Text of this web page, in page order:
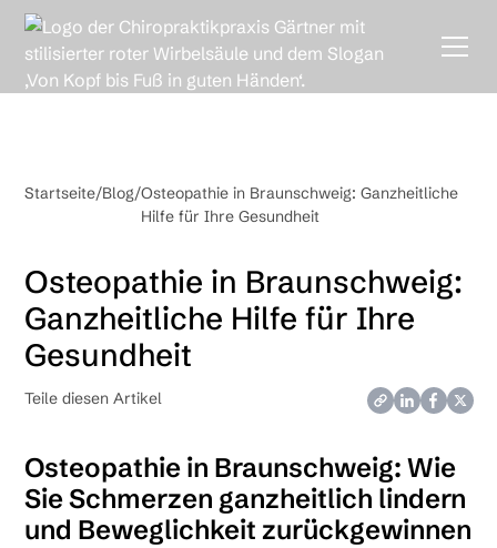
Startseite/Blog/Osteopathie in Braunschweig: Ganzheitliche
Hilfe für Ihre Gesundheit
Osteopathie in Braunschweig:
Ganzheitliche Hilfe für Ihre
Gesundheit
Teile diesen Artikel
Osteopathie in Braunschweig: Wie
Sie Schmerzen ganzheitlich lindern
und Beweglichkeit zurückgewinnen